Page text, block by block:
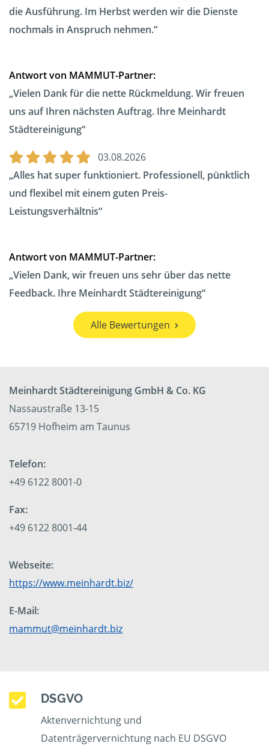
die Ausführung. Im Herbst werden wir die Dienste
nochmals in Anspruch nehmen.
Antwort von MAMMUT-Partner:
Vielen Dank für die nette Rückmeldung. Wir freuen
uns auf Ihren nächsten Auftrag. Ihre Meinhardt
Städtereinigung
03.08.2026
Alles hat super funktioniert. Professionell, pünktlich
und flexibel mit einem guten Preis-
Leistungsverhältnis
Antwort von MAMMUT-Partner:
Vielen Dank, wir freuen uns sehr über das nette
Feedback. Ihre Meinhardt Städtereinigung
Alle Bewertungen
Meinhardt Städtereinigung GmbH & Co. KG
Nassaustraße 13-15
65719 Hofheim am Taunus
Telefon:
+49 6122 8001-0
Fax:
+49 6122 8001-44
Webseite:
https://www.meinhardt.biz/
E-Mail:
mammut@meinhardt.biz
DSGVO
Aktenvernichtung und
Datenträgervernichtung nach EU DSGVO